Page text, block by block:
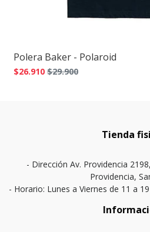
Polera Baker - Polaroid
$26.910 $29.900
Tienda
- Dirección Av. Providencia
Providencia,
- Horario: Lunes a Viernes de 11 a